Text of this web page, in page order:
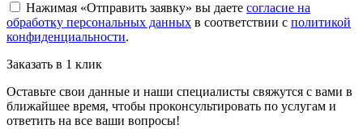
Нажимая «Отправить заявку» вы даете согласие на
обработку персональных данных в соответствии с политикой
конфиденциальности.
Заказать в 1 клик
Оставьте свои данные и наши специалисты свяжутся с вами в
ближайшее время, чтобы проконсультировать по услугам и
ответить на все ваши вопросы!